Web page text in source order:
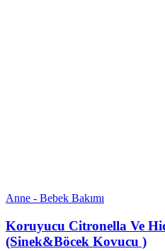
Anne - Bebek Bakımı
Koruyucu Citronella Ve
(Sinek&Böcek Kovucu )